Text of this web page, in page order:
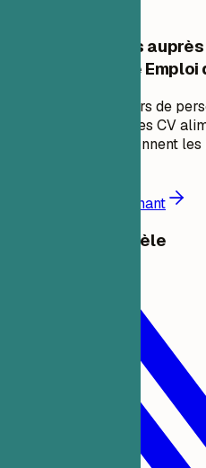
Démarquez-vous
Décrochez Votre Emploi
Rejoignez des milliers de
leur carrière avec des CV
les ATS et impressionnent
Commencer maintenant
Partager ce modèle